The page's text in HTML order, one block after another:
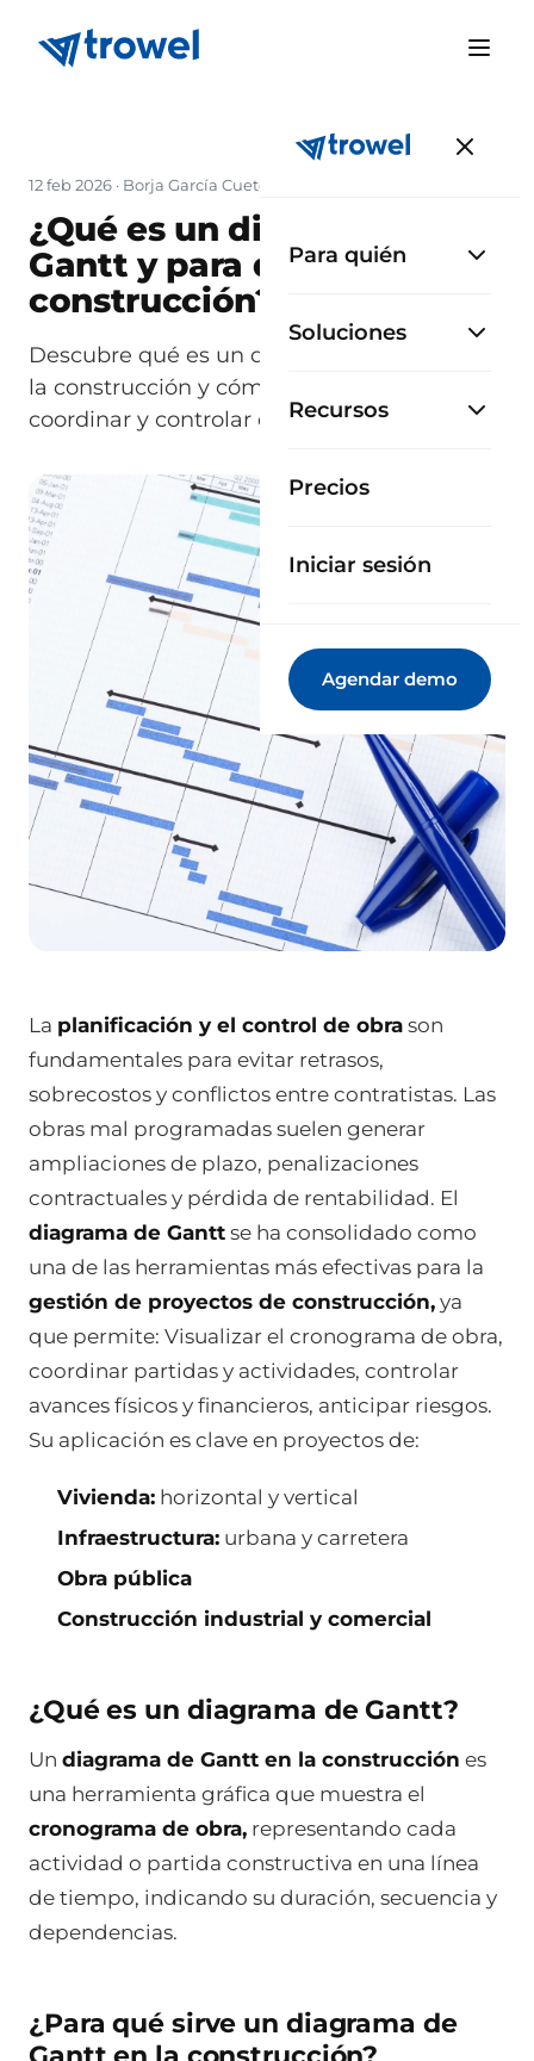
Para quién
Soluciones
Recursos
Precios
Iniciar sesión
Agendar demo
12 feb 2026 · Borja García Cueto
¿Qué es un diagrama de
Gantt y para qué sirve en la
construcción?
Descubre qué es un diagrama de Gantt en
la construcción y cómo ayuda a planear,
coordinar y controlar el avance de obra...
La planificación y el control de obra son
fundamentales para evitar retrasos,
sobrecostos y conflictos entre contratistas. Las
obras mal programadas suelen generar
ampliaciones de plazo, penalizaciones
contractuales y pérdida de rentabilidad. El
diagrama de Gantt se ha consolidado como
una de las herramientas más efectivas para la
gestión de proyectos de construcción, ya
que permite: Visualizar el cronograma de obra,
coordinar partidas y actividades, controlar
avances físicos y financieros, anticipar riesgos.
Su aplicación es clave en proyectos de:
Vivienda:horizontal y vertical
Infraestructura:urbana y carretera
Obra pública
Construcción industrial y comercial
¿Qué es un diagrama de Gantt?
Un diagrama de Gantt en la construcción es
una herramienta gráfica que muestra el
cronograma de obra, representando cada
actividad o partida constructiva en una línea
de tiempo, indicando su duración, secuencia y
dependencias.
¿Para qué sirve un diagrama de